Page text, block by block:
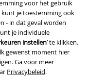
voor het gebruik
kunt je toestemming ook
- in dat geval worden
je individuele
instellen’ te klikken.
gewenst moment hier
Ga voor meer
Privacybeleid.